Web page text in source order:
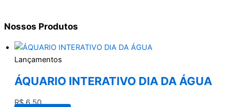
Nossos Produtos
Lançamentos
ÁQUARIO INTERATIVO DIA DA ÁGUA
R$6,50